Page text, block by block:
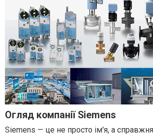
Огляд компанії Siemens
Siemens — це не просто ім'я, а